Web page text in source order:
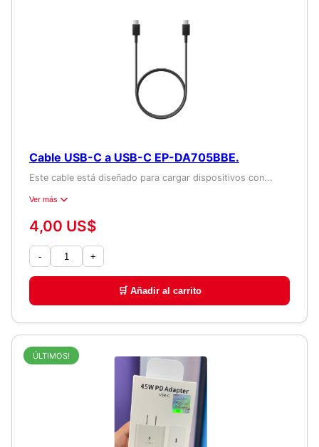
Cable USB-C a USB-C EP-DA705BBE.
Este cable está diseñado para cargar dispositivos con...
Ver más
4,00 US$
- +
🛒 Añadir al carrito
ÚLTIMOS!